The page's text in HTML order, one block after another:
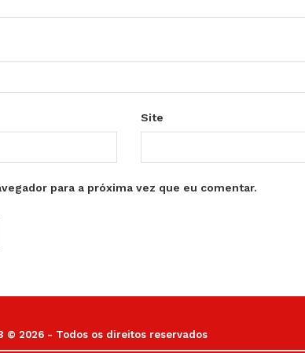
Site
para a próxima vez que eu comentar.
© 2026 - Todos os direitos reservados